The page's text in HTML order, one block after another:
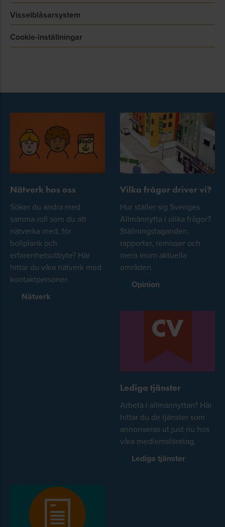
Visselblåsarsystem
Cookie-inställningar
Nätverk hos oss
Söker du andra med
samma roll som du att
nätverka med, för
bollplank och
erfarenhetsutbyte? Här
hittar du våra nätverk med
kontaktpersoner.
Nätverk
Vilka frågor driver vi?
Hur ställer sig Sveriges
Allmännytta i olika frågor?
Ställningstaganden,
rapporter, remisser och
mera inom aktuella
områden.
Opinion
Lediga tjänster
Arbeta i allmännyttan? Här
hittar du de tjänster som
annonseras ut just nu hos
våra medlemsföretag.
Lediga tjänster